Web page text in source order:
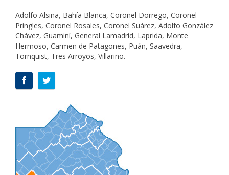
Adolfo Alsina, Bahía Blanca, Coronel Dorrego, Coronel
Pringles, Coronel Rosales, Coronel Suárez, Adolfo González
Chávez, Guaminí, General Lamadrid, Laprida, Monte
Hermoso, Carmen de Patagones, Puán, Saavedra,
Tornquist, Tres Arroyos, Villarino.